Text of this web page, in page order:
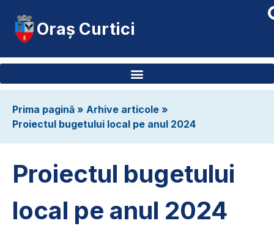
Oraș Curtici
Prima pagină » Arhive articole »
Proiectul bugetului local pe anul 2024
Proiectul bugetului
local pe anul 2024